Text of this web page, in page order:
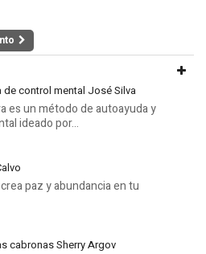
de control mental José Silva
es un método de autoayuda y
ideado por...
paz y abundancia en tu
cabronas Sherry Argov